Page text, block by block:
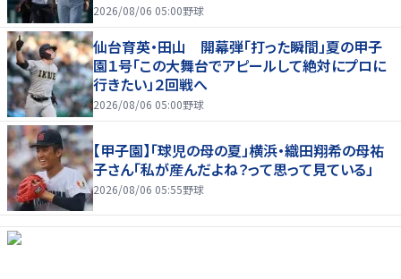
2026/08/06 05:00野球
仙台育英・田山 開幕弾「打った瞬間」夏の甲子
園１号「この大舞台でアピールして絶対にプロに
行きたい」２回戦へ
2026/08/06 05:00野球
【甲子園】「球児の母の夏」横浜・織田翔希の母祐
子さん「私が産んだよね？って思って見ている」
2026/08/06 05:55野球